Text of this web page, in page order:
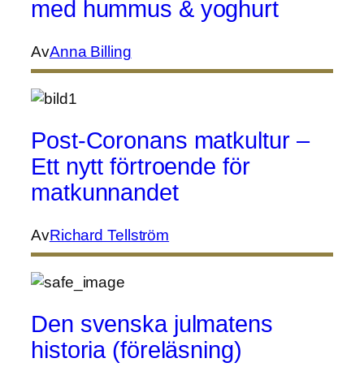
med hummus & yoghurt
AvAnna Billing
Post-Coronans matkultur –
Ett nytt förtroende för
matkunnandet
AvRichard Tellström
Den svenska julmatens
historia (föreläsning)